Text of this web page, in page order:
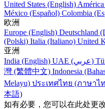
United States (English)
México (Español) Colombia
欧洲
Europe (English) Deutschland
(Polski) Italia (Italiano) United
亚洲
India (English)
UAE (عربي)
灣 (繁體中文) Indonesia
Melayu) ประเทศไทย (ภาษาไ
本語)
如有必要，您可以在此处更